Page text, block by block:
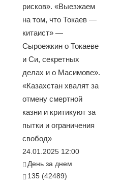
рисков». «Выезжаем
на том, что Токаев —
китаист» —
Сыроежкин о Токаеве
и Си, секретных
делах и о Масимове».
«Казахстан хвалят за
отмену смертной
казни и критикуют за
пытки и ограничения
свобод»
24.01.2025 12:00
День за днем
135 (42489)